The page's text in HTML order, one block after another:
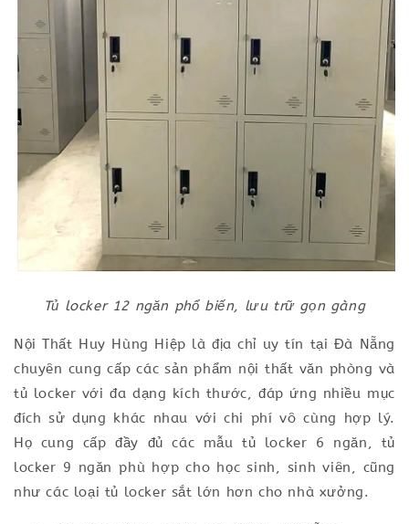
Tủ locker 12 ngăn phổ biến, lưu trữ gọn gàng
Nội Thất Huy Hùng Hiệp là địa chỉ uy tín tại Đà Nẵng
chuyên cung cấp các sản phẩm nội thất văn phòng và
tủ locker với đa dạng kích thước, đáp ứng nhiều mục
đích sử dụng khác nhau với chi phí vô cùng hợp lý.
Họ cung cấp đầy đủ các mẫu tủ locker 6 ngăn, tủ
locker 9 ngăn phù hợp cho học sinh, sinh viên, cũng
như các loại tủ locker sắt lớn hơn cho nhà xưởng.